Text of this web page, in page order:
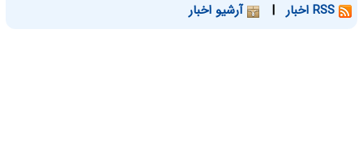
| آرشیو اخبار